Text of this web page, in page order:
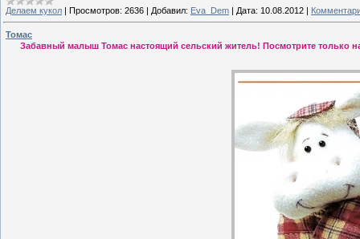
Делаем кукол | Просмотров: 2636 | Добавил: Eva_Dem | Дата: 10.08.2012 |
Томас
Забавный малыш Томас настоящий сельский житель! Посмотрите только